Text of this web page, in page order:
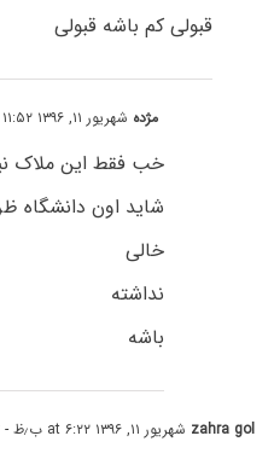
قبولی کم باشه قبولی
مژده شهریور ۱۱, ۱۳۹۶ at ۱۱:۵۲ ب٫ظ
خب فقط این ملاک
شاید اون دانشگاه
خالی
نداشته
باشه
zahra gol شهریور ۱۱, ۱۳۹۶ at ۶:۲۲ ب٫ظ - Reply